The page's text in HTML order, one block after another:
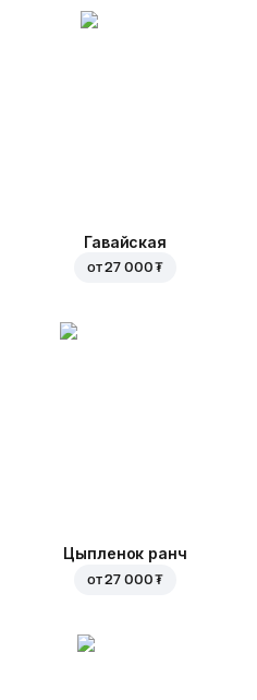
Гавайская
от27 000 ₮
Цыпленок ранч
от27 000 ₮